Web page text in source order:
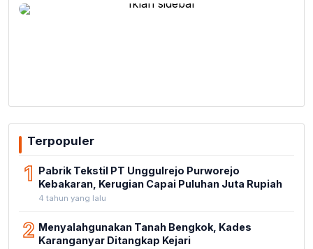
Terpopuler
1 Pabrik Tekstil PT Unggulrejo Purworejo
Kebakaran, Kerugian Capai Puluhan Juta Rupiah
4 tahun yang lalu
2 Menyalahgunakan Tanah Bengkok, Kades
Karanganyar Ditangkap Kejari